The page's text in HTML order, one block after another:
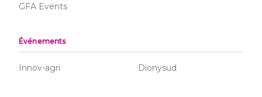
GFA Events
Événements
Innov-agri Dionysud